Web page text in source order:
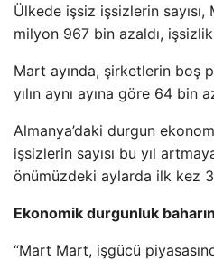
Ülkede işsiz işsizlerin
milyon 967 bin azaldı,
Mart ayında, şirketlerin boş
yılın aynı ayına göre 64 bin
Almanya’daki durgun
işsizlerin sayısı bu yıl
önümüzdeki aylarda ilk kez
Ekonomik durgunluk
“Mart Mart, işgücü